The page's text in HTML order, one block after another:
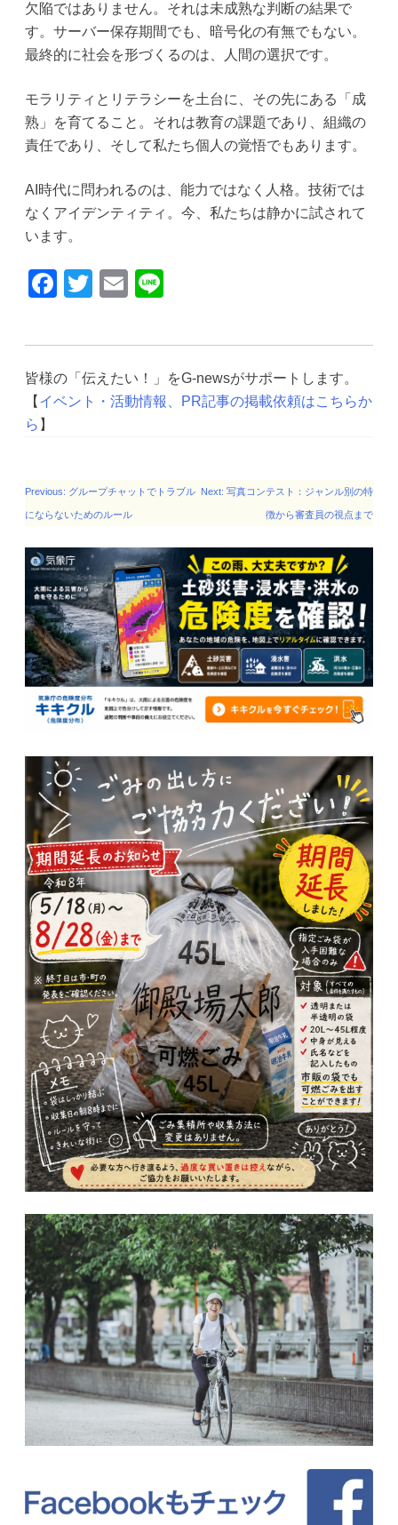
欠陥ではありません。それは未成熟な判断の結果で
す。サーバー保存期間でも、暗号化の有無でもない。
最終的に社会を形づくるのは、人間の選択です。
モラリティとリテラシーを土台に、その先にある「成
熟」を育てること。それは教育の課題であり、組織の
責任であり、そして私たち個人の覚悟でもあります。
AI時代に問われるのは、能力ではなく人格。技術では
なくアイデンティティ。今、私たちは静かに試されて
います。
F
c
e
b
k
T
tt
er
E
ail e
皆様の「伝えたい！」をG-newsがサポートします。
【 イベント・活動情報、PR記事の掲載依頼はこちらか
ら 】
投
稿
ビ
ゲー
ショ
ン
Previous: グループチャットでトラブル
にならないためのルール
Next: 写真コンテスト：ジャンル別の特
徴から審査員の視点まで